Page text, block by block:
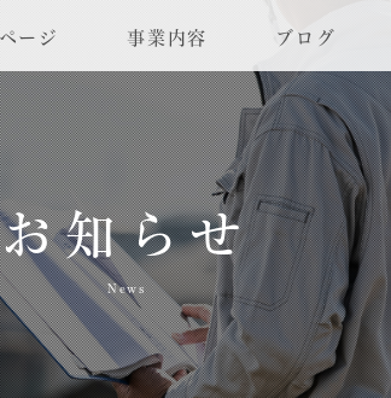
ージ 事業内容 ブログ
お知らせ
News